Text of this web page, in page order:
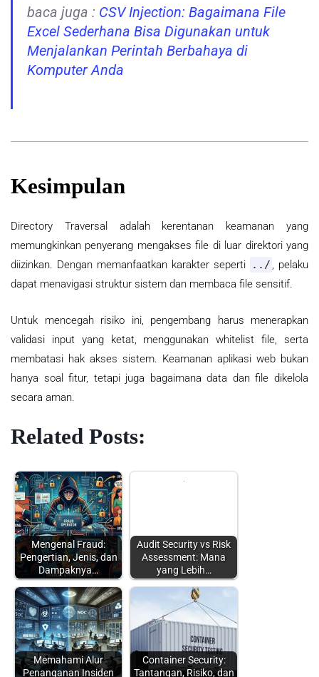
baca juga : CSV Injection: Bagaimana File
Excel Sederhana Bisa Digunakan untuk
Menjalankan Perintah Berbahaya di
Komputer Anda
Kesimpulan
Directory Traversal adalah kerentanan keamanan yang
memungkinkan penyerang mengakses file di luar direktori yang
diizinkan. Dengan memanfaatkan karakter seperti
../ , pelaku
dapat menavigasi struktur sistem dan membaca file sensitif.
Untuk mencegah risiko ini, pengembang harus menerapkan
validasi input yang ketat, menggunakan whitelist file, serta
membatasi hak akses sistem. Keamanan aplikasi web bukan
hanya soal fitur, tetapi juga bagaimana data dan file dikelola
secara aman.
Related Posts:
Mengenal Fraud:
Pengertian, Jenis, dan
Dampaknya…
Audit Security vs Risk
Assessment: Mana
yang Lebih…
Memahami Alur
Penanganan Insiden
Container Security:
Tantangan, Risiko, dan